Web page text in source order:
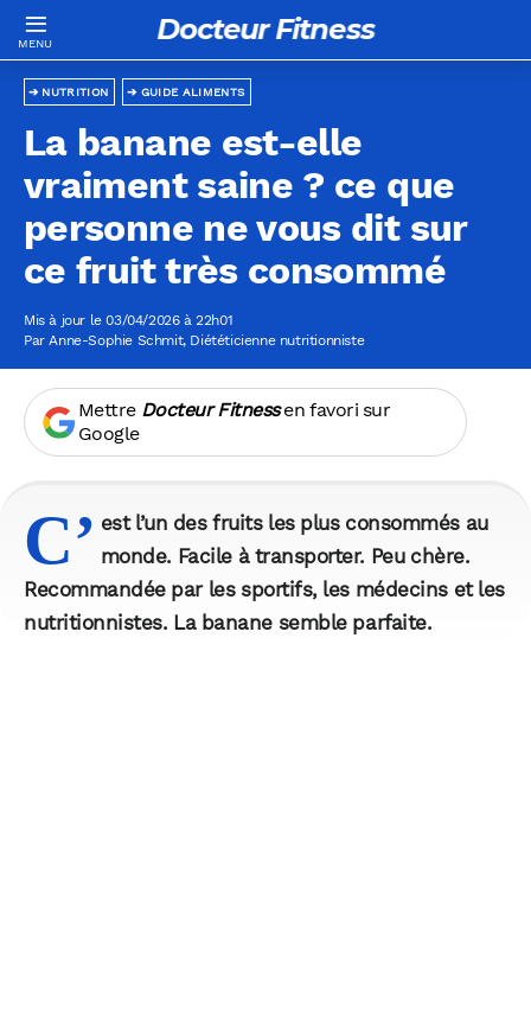
Docteur Fitness
GUIDE ALIMENTS
NUTRITION
La banane est-elle
vraiment saine ? ce que
personne ne vous dit sur
ce fruit très consommé
Mis à jour le 03/04/2026 à 22h01
ParAnne-Sophie Schmit, Diététicienne nutritionniste
Mettre Docteur Fitnessen favori sur
Google
C’ est l’un des fruits les plus consommés au
monde. Facile à transporter. Peu chère.
Recommandée par les sportifs, les médecins et les
nutritionnistes. La banane semble parfaite.